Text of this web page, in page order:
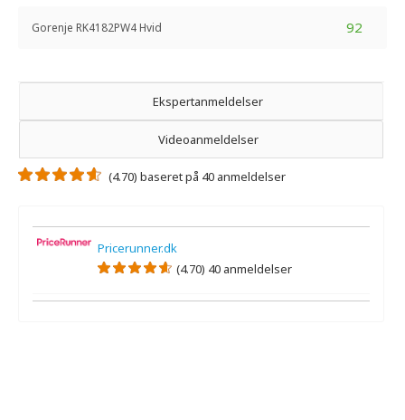
92
Gorenje RK4182PW4 Hvid
Ekspertanmeldelser
Videoanmeldelser
(4.70) baseret på 40 anmeldelser
Pricerunner.dk
(4.70) 40 anmeldelser